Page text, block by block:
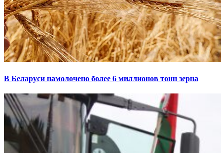
В Беларуси намолочено более 6 миллионов тонн зерна